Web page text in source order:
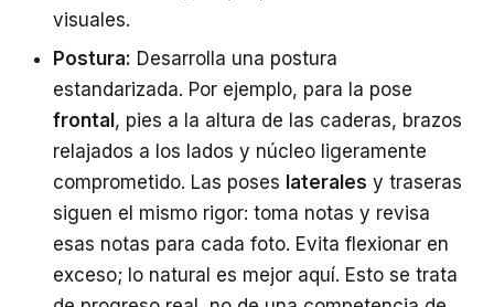
visuales.
Postura: Desarrolla una postura
estandarizada. Por ejemplo, para la pose
frontal , pies a la altura de las caderas, brazos
relajados a los lados y núcleo ligeramente
comprometido. Las poses laterales y traseras
siguen el mismo rigor: toma notas y revisa
esas notas para cada foto. Evita flexionar en
exceso; lo natural es mejor aquí. Esto se trata